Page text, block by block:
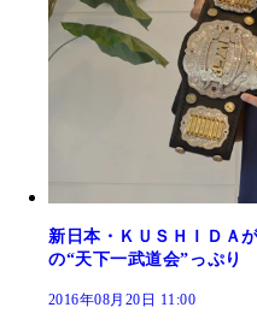
新日本・ＫＵＳＨＩＤＡ
の“天下一武道会”っぷり
2016年08月20日 11:00